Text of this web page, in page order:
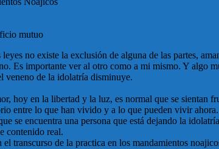
mutuo
no existe la exclusión de alguna de las partes,
Es importante ver al otro como a mi mismo. Y algo
veneno de la idolatría disminuye.
hoy en la libertad y la luz, es normal que se sientan
entre lo que han vivido y a lo que pueden vivir ahora.
se encuentra una persona que está dejando la
contenido real.
transcurso de la practica en los mandamientos